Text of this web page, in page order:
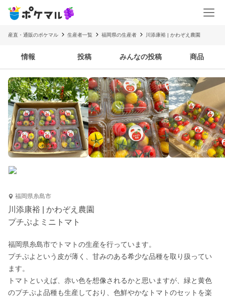
産直・通販のポケマル 生産者一覧 福岡県の生産者 川添康裕 | かわぞえ農園
情報 投稿 みんなの投稿 商品
福岡県糸島市
川添康裕 | かわぞえ農園
プチぷよミニトマト
福岡県糸島市でトマトの生産を行っています。
プチぷよという皮が薄く、甘みのある希少な品種を取り扱ってい
ます。
トマトといえば、赤い色を想像されるかと思いますが、緑と黄色
のプチぷよ品種も生産しており、色鮮やかなトマトのセットを楽